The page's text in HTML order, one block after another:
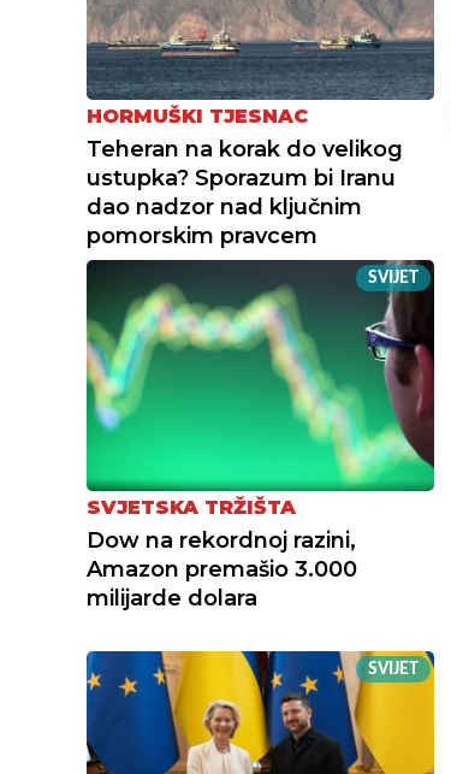
HORMUŠKI TJESNAC
Teheran na korak do velikog
ustupka? Sporazum bi Iranu
dao nadzor nad ključnim
pomorskim pravcem
SVIJET
SVJETSKA TRŽIŠTA
Dow na rekordnoj razini,
Amazon premašio 3.000
milijarde dolara
SVIJET